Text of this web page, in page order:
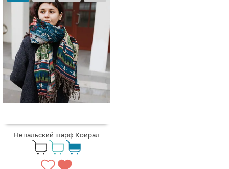
Непальский шарф Коирал